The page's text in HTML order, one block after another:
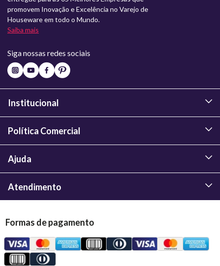
promovem Inovação e Excelência no Varejo de
Houseware em todo o Mundo.
Saiba mais
Siga nossas redes sociais
Institucional
Política Comercial
Ajuda
Atendimento
Formas de pagamento